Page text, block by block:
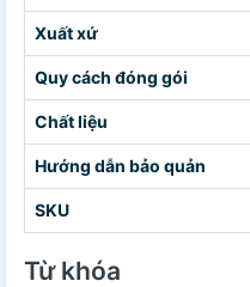
Xuất xứ
Quy cách đóng gói
Chất liệu
Hướng dẫn bảo quản
SKU
Từ khóa